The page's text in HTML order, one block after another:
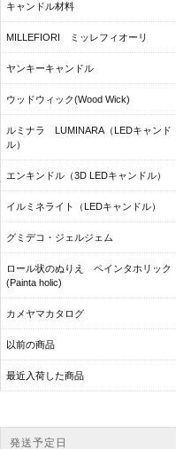
キャンドル材料
MILLEFIORI ミッレフィオーリ
ヤンキーキャンドル
ウッドウィック(Wood Wick)
ルミナラ LUMINARA（LEDキャンド
ル）
エンキンドル（3D LEDキャンドル）
イルミネライト（LEDキャンドル）
グミデコ・ジェルジェム
ロール状のぬりえ ペインタホリック
(Painta holic)
カメヤマカタログ
以前の商品
最近入荷した商品
発送予定日